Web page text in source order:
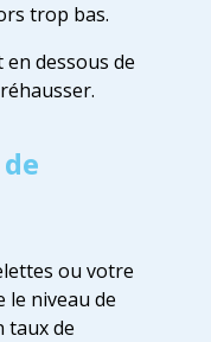
trop bas.
dessous de
ou votre
le niveau de
taux de